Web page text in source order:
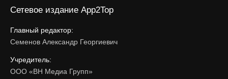
Сетевое издание App2Top
Главный редактор:
Семенов Александр Георгиевич
Учредитель:
ООО «ВН Медиа Групп»